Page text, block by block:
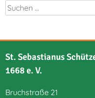
Suchen
nach:
St. Sebastianus
1668 e. V.
Bruchstraße 21